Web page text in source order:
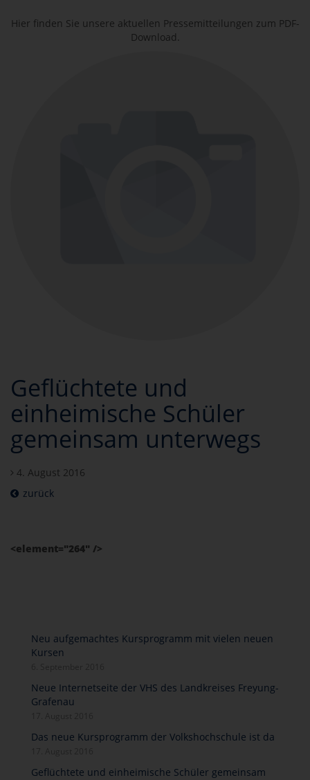
Hier finden Sie unsere aktuellen Pressemitteilungen zum PDF-
Download.
Geflüchtete und
einheimische Schüler
gemeinsam unterwegs
4. August 2016
zurück
<element="264" />
Neu aufgemachtes Kursprogramm mit vielen neuen
Kursen
Neue Internetseite der VHS des Landkreises Freyung-
Grafenau
Das neue Kursprogramm der Volkshochschule ist da
Geflüchtete und einheimische Schüler gemeinsam